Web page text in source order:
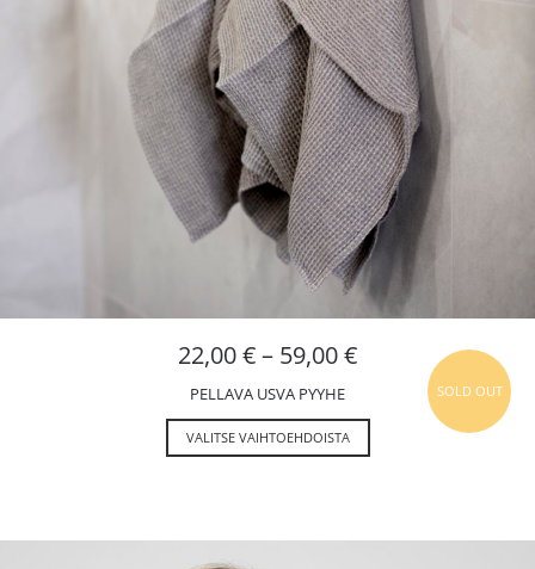
SOLD OUT
22,00€– 59,00€
PELLAVA USVA PYYHE
VALITSE VAIHTOEHDOISTA